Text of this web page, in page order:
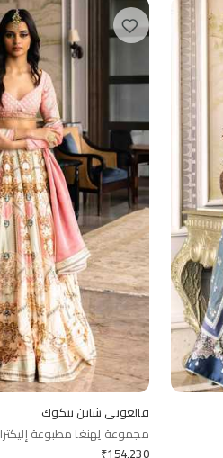
فالغوني شاين بيكوك
مجموعة لِهنغا مطبوعة إليكترا